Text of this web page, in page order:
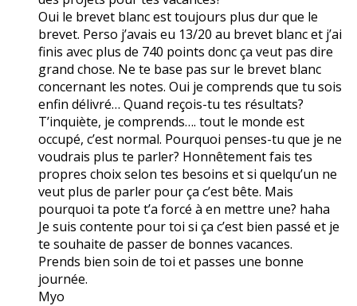
Oui le brevet blanc est toujours plus dur que le
brevet. Perso j’avais eu 13/20 au brevet blanc et j’ai
finis avec plus de 740 points donc ça veut pas dire
grand chose. Ne te base pas sur le brevet blanc
concernant les notes. Oui je comprends que tu sois
enfin délivré… Quand reçois-tu tes résultats?
T’inquiète, je comprends…. tout le monde est
occupé, c’est normal. Pourquoi penses-tu que je ne
voudrais plus te parler? Honnêtement fais tes
propres choix selon tes besoins et si quelqu’un ne
veut plus de parler pour ça c’est bête. Mais
pourquoi ta pote t’a forcé à en mettre une? haha
Je suis contente pour toi si ça c’est bien passé et je
te souhaite de passer de bonnes vacances.
Prends bien soin de toi et passes une bonne
journée.
Myo